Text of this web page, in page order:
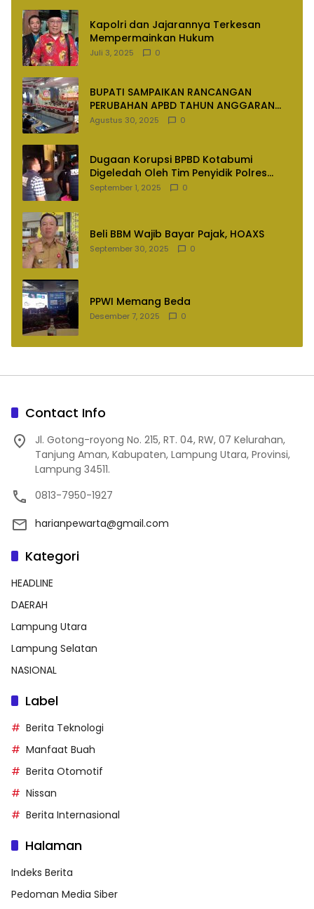
Kapolri dan Jajarannya Terkesan
Mempermainkan Hukum
Juli 3, 2025 0
BUPATI SAMPAIKAN RANCANGAN
PERUBAHAN APBD TAHUN ANGGARAN
2025
Agustus 30, 2025 0
Dugaan Korupsi BPBD Kotabumi
Digeledah Oleh Tim Penyidik Polres
Lampung Utara
September 1, 2025 0
Beli BBM Wajib Bayar Pajak, HOAXS
September 30, 2025 0
PPWI Memang Beda
Desember 7, 2025 0
Contact Info
Jl. Gotong-royong No. 215, RT. 04, RW, 07 Kelurahan,
Tanjung Aman, Kabupaten, Lampung Utara, Provinsi,
Lampung 34511.
0813-7950-1927
harianpewarta@gmail.com
Kategori
HEADLINE
DAERAH
Lampung Utara
Lampung Selatan
NASIONAL
Label
Berita Teknologi
Manfaat Buah
Berita Otomotif
Nissan
Berita Internasional
Halaman
Indeks Berita
Pedoman Media Siber